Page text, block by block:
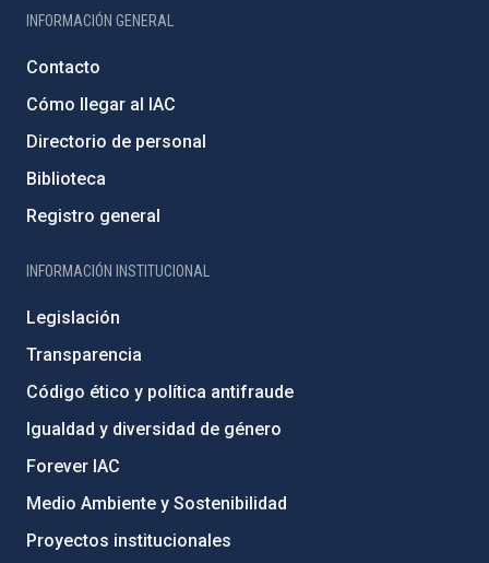
INFORMACIÓN GENERAL
Contacto
Cómo llegar al IAC
Directorio de personal
Biblioteca
Registro general
INFORMACIÓN INSTITUCIONAL
Legislación
Transparencia
Código ético y política antifraude
Igualdad y diversidad de género
Forever IAC
Medio Ambiente y Sostenibilidad
Proyectos institucionales